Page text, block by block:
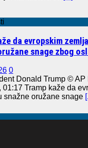
da evropskim
snage zbog
0
Donald Trump ©
01:17 Tramp kaže da
snažne oružane snage